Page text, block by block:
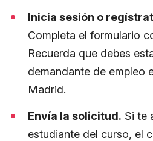
Inicia sesión o
Completa el formulario
Recuerda que debes
demandante de empleo
Madrid.
Envía la solicitud. Si te
estudiante del curso, el